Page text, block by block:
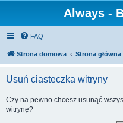
Always -
FAQ
Strona domowa Strona główna
Usuń ciasteczka witryny
Czy na pewno chcesz usunąć
witrynę?